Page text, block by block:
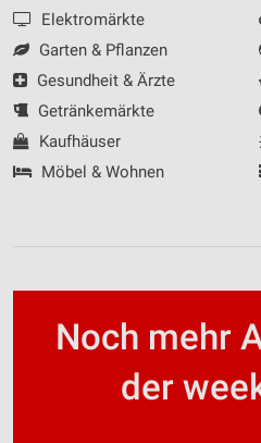
Elektromärkte
Garten & Pflanzen
Gesundheit & Ärzte
Getränkemärkte
Kaufhäuser
Möbel & Wohnen
Noch mehr
der